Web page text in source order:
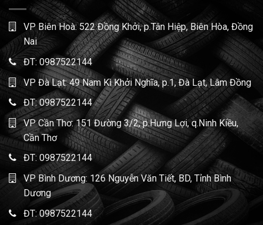
VP Biên Hoà: 522 Đồng Khởi, p.Tân Hiệp, Biên Hòa, Đồng
Nai
ĐT: 0987522144
VP Đà Lạt: 49 Nam Kì Khởi Nghĩa, p.1, Đà Lạt, Lâm Đồng
ĐT:0987522144
VP Cần Thơ: 151 Đường 3/2, p.Hưng Lợi, q.Ninh Kiều,
Cần Thơ
ĐT: 0987522144
VP Bình Dương: 126 Nguyễn Văn Tiết, BD, Tỉnh Bình
Dương
ĐT: 0987522144